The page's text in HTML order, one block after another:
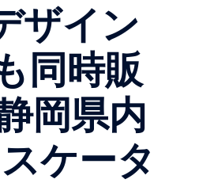
ザイン
同時販
岡県内
ケータ